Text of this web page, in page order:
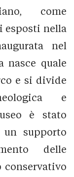
come
esposti nella
nel
nasce quale
e si divide
e
è stato
supporto
delle
conservativo